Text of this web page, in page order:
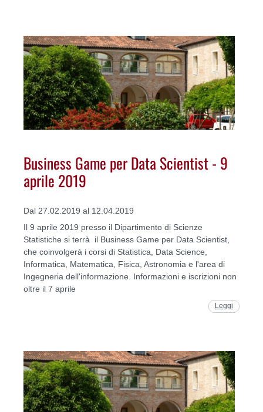
Business Game per Data Scientist - 9
aprile 2019
Dal 27.02.2019 al 12.04.2019
Il 9 aprile 2019 presso il Dipartimento di Scienze
Statistiche si terrà il Business Game per Data Scientist,
che coinvolgerà i corsi di Statistica, Data Science,
Informatica, Matematica, Fisica, Astronomia e l'area di
Ingegneria dell'informazione. Informazioni e iscrizioni non
oltre il 7 aprile
Leggi